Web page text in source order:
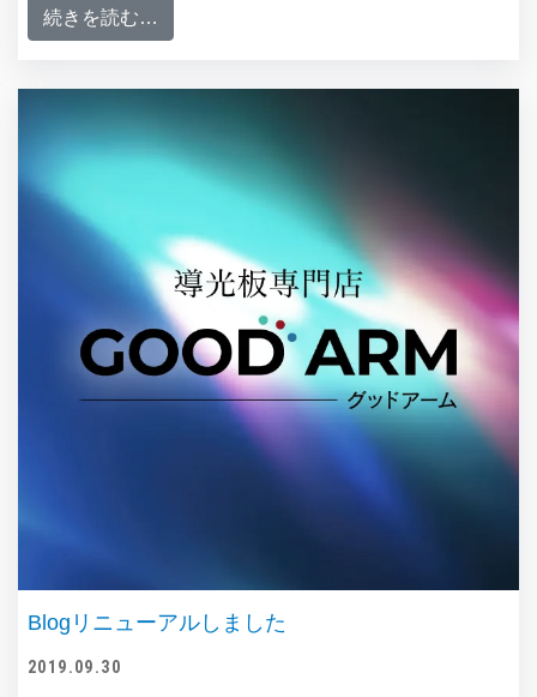
続きを読む…
Blogリニューアルしました
2019.09.30